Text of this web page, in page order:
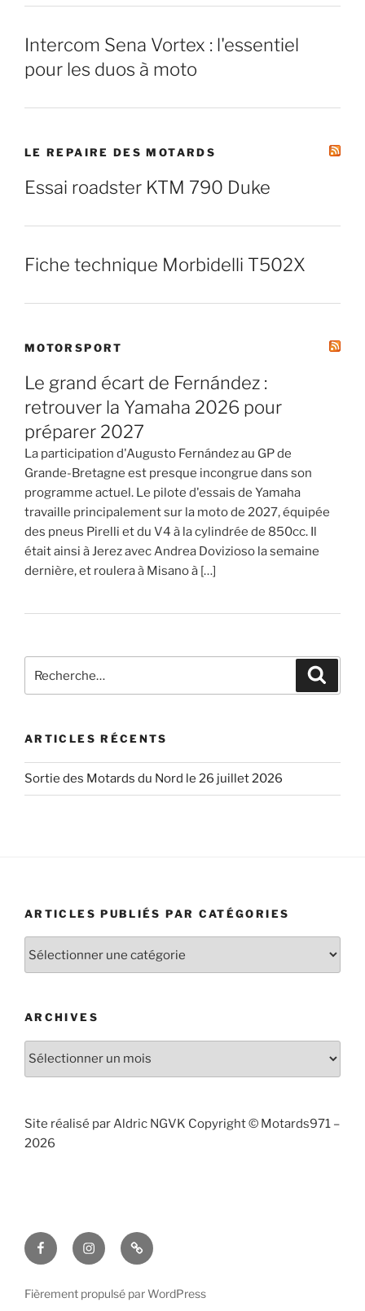
Intercom Sena Vortex : l'essentiel
pour les duos à moto
LE REPAIRE DES MOTARDS
Essai roadster KTM 790 Duke
Fiche technique Morbidelli T502X
MOTORSPORT
Le grand écart de Fernández :
retrouver la Yamaha 2026 pour
préparer 2027
La participation d'Augusto Fernández au GP de
Grande-Bretagne est presque incongrue dans son
programme actuel. Le pilote d'essais de Yamaha
travaille principalement sur la moto de 2027, équipée
des pneus Pirelli et du V4 à la cylindrée de 850cc. Il
était ainsi à Jerez avec Andrea Dovizioso la semaine
dernière, et roulera à Misano à […]
pour
ARTICLES RÉCENTS
Sortie des Motards du Nord le 26 juillet 2026
ARTICLES PUBLIÉS PAR CATÉGORIES
ARCHIVES
Archives
Site réalisé par Aldric NGVK Copyright © Motards971 –
2026
FacebookInstagramContact
Fièrement propulsé par WordPress